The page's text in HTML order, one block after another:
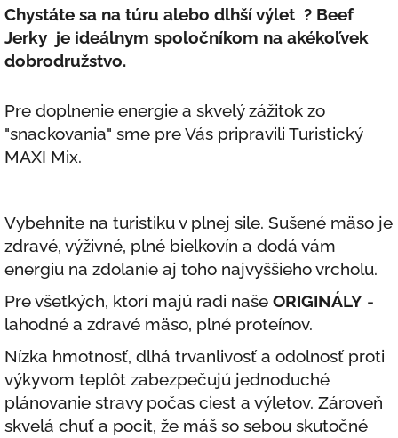
Chystáte sa na túru alebo dlhší výlet ? Beef
Jerky je ideálnym spoločníkom na akékoľvek
dobrodružstvo.
Pre doplnenie energie a skvelý zážitok zo
"snackovania" sme pre Vás pripravili Turistický
MAXI Mix.
Vybehnite na turistiku v plnej sile. Sušené mäso je
zdravé, výživné, plné bielkovín a dodá vám
energiu na zdolanie aj toho najvyššieho vrcholu.
Pre všetkých, ktorí majú radi naše ORIGINÁLY -
lahodné a zdravé mäso, plné proteínov.
Nízka hmotnosť, dlhá trvanlivosť a odolnosť proti
výkyvom teplôt zabezpečujú jednoduché
plánovanie stravy počas ciest a výletov. Zároveň
skvelá chuť a pocit, že máš so sebou skutočné